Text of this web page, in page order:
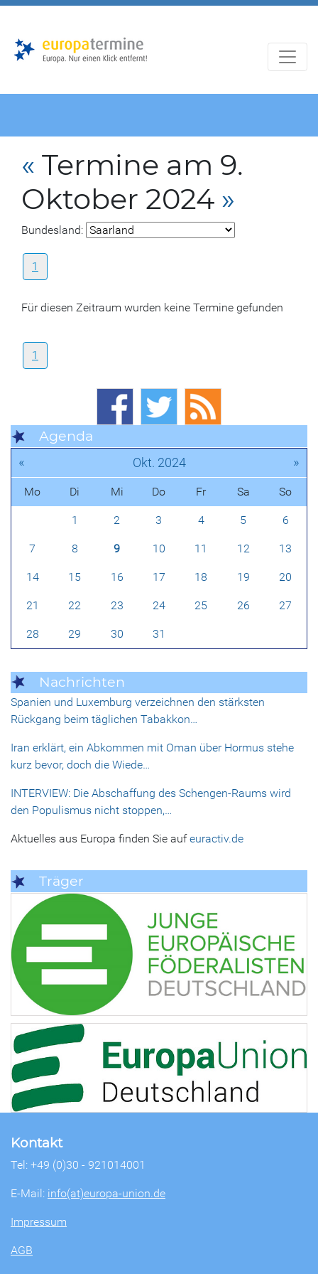
« Termine am 9.
Oktober 2024 »
Bundesland:
1
Für diesen Zeitraum wurden keine Termine gefunden
1
Agenda
« Okt. 2024 »
Mo Di Mi Do Fr Sa So
1 2 3 4 5 6
7 8 9 10 11 12 13
14 15 16 17 18 19 20
21 22 23 24 25 26 27
28 29 30 31
Nachrichten
Spanien und Luxemburg verzeichnen den stärksten
Rückgang beim täglichen Tabakkon…
Iran erklärt, ein Abkommen mit Oman über Hormus stehe
kurz bevor, doch die Wiede…
INTERVIEW: Die Abschaffung des Schengen-Raums wird
den Populismus nicht stoppen,…
Aktuelles aus Europa finden Sie aufeuractiv.de
Träger
Kontakt
Tel: +49 (0)30 - 921014001
E-Mail: info(at)europa-union.de
Impressum
AGB